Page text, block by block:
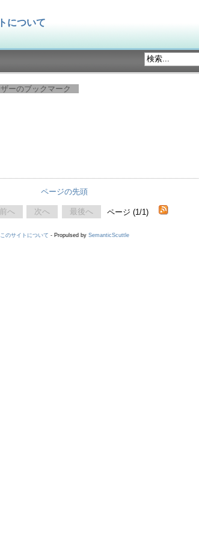
について
ーのブックマーク
ページの先頭
前へ 次へ 最後へ ページ (1/1)
このサイトについて - Propulsed by SemanticScuttle